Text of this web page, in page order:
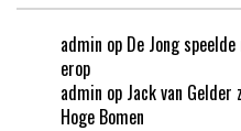
admin op De Jong
erop
admin op Jack van
Hoge Bomen